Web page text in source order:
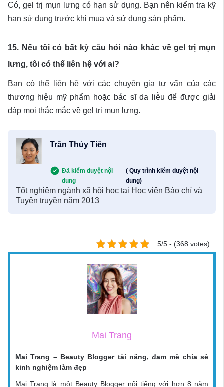
Có, gel trị mụn lưng có hạn sử dụng. Bạn nên kiểm tra kỹ
hạn sử dụng trước khi mua và sử dụng sản phẩm.
15. Nếu tôi có bất kỳ câu hỏi nào khác về gel trị mụn
lưng, tôi có thể liên hệ với ai?
Bạn có thể liên hệ với các chuyên gia tư vấn của các
thương hiệu mỹ phẩm hoặc bác sĩ da liễu để được giải
đáp mọi thắc mắc về gel trị mụn lưng.
Trần Thủy Tiên
Đã kiểm duyệt nội
dung
( Quy trình kiểm duyệt nội
dung)
Tốt nghiệm ngành xã hội học tại Học viện Báo chí và
Tuyên truyền năm 2013
5/5 - (368 votes)
Mai Trang
Mai Trang – Beauty Blogger tài năng, đam mê chia sẻ
kinh nghiệm làm đẹp
Mai Trang là một Beauty Blogger nổi tiếng với hơn 8 năm